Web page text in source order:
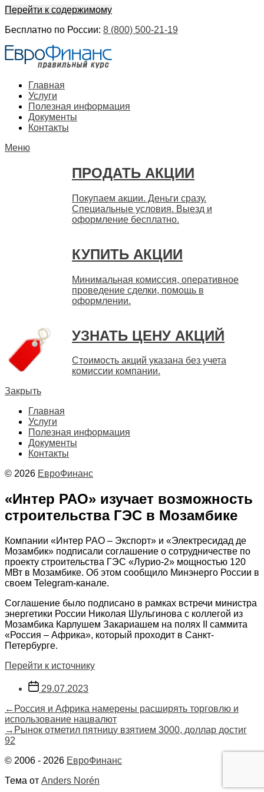
Перейти к содержимому
Бесплатно по России: 8 (800) 500-21-19
ЕвроФинанс
БыстроГлавная
Услуги
Полезная информация
Документы
Контакты
Меню
ПРОДАТЬ АКЦИИ
Покупаем акции. Деньги сразу.
Специальные условия. Выезд и
оформление бесплатно.
КУПИТЬ АКЦИИ
Минимальная комиссия, оперативное
проведение сделки, помощь в
оформлении.
УЗНАТЬ ЦЕНУ АКЦИЙ
Стоимость акций указана без учета
комиссии компании.
Закрыть
Главная
Услуги
Полезная информация
Документы
Контакты
© 2026 ЕвроФинанс
«Интер РАО» изучает возможность
строительства ГЭС в Мозамбике
Компании «Интер РАО – Экспорт» и «Электресидад де
Мозамбик» подписали соглашение о сотрудничестве по
проекту строительства ГЭС «Лурио-2» мощностью 120
МВт в Мозамбике. Об этом сообщило Минэнерго России в
своем Telegram-канале.
Соглашение было подписано в рамках встречи министра
энергетики России Николая Шульгинова c коллегой из
Мозамбика Карлушем Закариашем на полях II саммита
«Россия – Африка», который проходит в Санкт-
Петербурге.
Перейти к источнику
Дата
записи
29.07.2023
Навигация
по
записям
← Предыдущая
запись:
Россия и Африка намерены расширять торговлю и
использование нацвалют
→ Следующая
запись:
Рынок отметил пятницу взятием 3000, доллар достиг
92
© 2006 - 2026 ЕвроФинанс
Тема от Anders Norén